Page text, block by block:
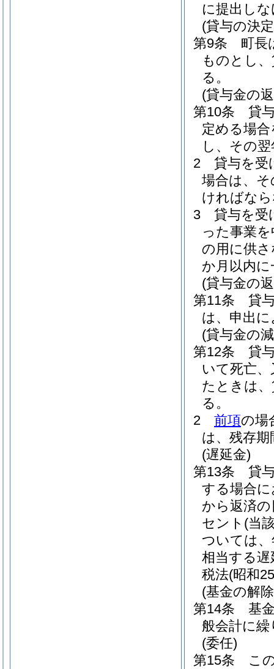
に提出し
(貸与の決
第9条
町長
ものとし
る。
(貸与金の
第10条
貸
定める場
し、その
2
貸与を受
場合は、
ければな
3
貸与を受
った事業
の用に供
か月以内
(貸与金の
第11条
貸
は、申出
(貸与金の
第12条
貸
いて死亡
たときは
る。
2
前項の場
は、残存
(遅延金)
第13条
貸
する場合
から返済
セント (当
ついては
相当する
税法(昭和
(基金の解
第14条
基
般会計に
(委任)
第15条
こ